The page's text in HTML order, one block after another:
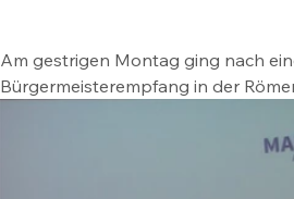
Am gestrigen Montag ging nach
Bürgermeisterempfang in der